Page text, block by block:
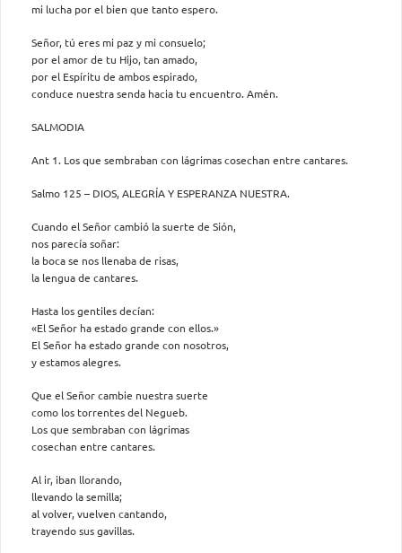
mi lucha por el bien que tanto espero.
Señor, tú eres mi paz y mi consuelo;
por el amor de tu Hijo, tan amado,
por el Espíritu de ambos espirado,
conduce nuestra senda hacia tu encuentro. Amén.
SALMODIA
Ant 1. Los que sembraban con lágrimas cosechan entre cantares.
Salmo 125 – DIOS, ALEGRÍA Y ESPERANZA NUESTRA.
Cuando el Señor cambió la suerte de Sión,
nos parecía soñar:
la boca se nos llenaba de risas,
la lengua de cantares.
Hasta los gentiles decían:
«El Señor ha estado grande con ellos.»
El Señor ha estado grande con nosotros,
y estamos alegres.
Que el Señor cambie nuestra suerte
como los torrentes del Negueb.
Los que sembraban con lágrimas
cosechan entre cantares.
Al ir, iban llorando,
llevando la semilla;
al volver, vuelven cantando,
trayendo sus gavillas.